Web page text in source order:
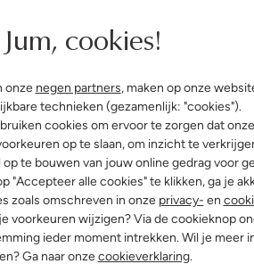
Jum, cookies!
onze negen partners, maken op onze
technieken (gezamenlijk: "cookies").
cookies om ervoor te zorgen dat
op te slaan, om inzicht te
op te bouwen van jouw online gedrag voor
"Accepteer alle cookies" te klikken, ga je
zoals omschreven in onze privacy- en
voorkeuren wijzigen? Via de cookieknop
ieder moment intrekken. Wil je meer
Ga naar onzecookieverklaring.
door Robin
voor de kleine
overal bij passen
S
t
e
r
r
e
n
02
Prima
goed
Zijn
prima